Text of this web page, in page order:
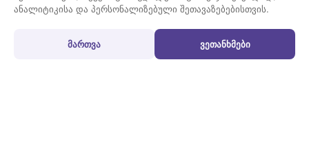
ანალიტიკისა და პერსონალიზებული შეთავაზებებისთვის.
მართვა ვეთანხმები
გზავნილის მომზადების
წესები და პირობები
სამომხმარებლო